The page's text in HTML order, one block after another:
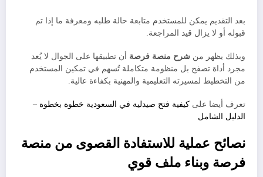
بعد التقديم يمكن للمستخدم متابعة حالة طلبه ومعرفة ما إذا تم
قبوله أو لا يزال قيد المراجعة.
وبذلك يظهر من شرح منصة فرصة أن تطبيقها على الجوال لا يُعد
مجرد أداة تصفح بل منظومة متكاملة تُسهم في تمكين المستخدم
من التخطيط لمسيرته التعليمية والمهنية بكفاءة عالية.
تعرف أيضا على كيفية فتح صيدلية في السعودية خطوة بخطوة –
الدليل الشامل
نصائح عملية للاستفادة القصوى من منصة
فرصة وبناء ملف قوي